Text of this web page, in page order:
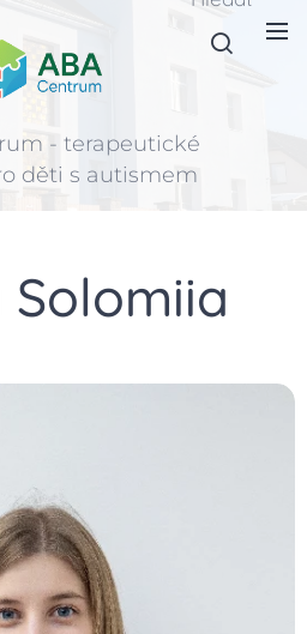
- terapeutické
děti s autismem
Solomiia